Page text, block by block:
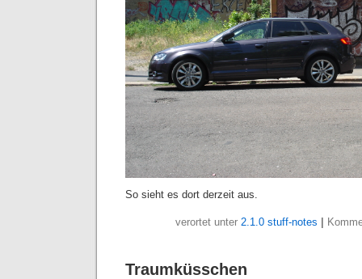
So sieht es dort derzeit aus.
verortet unter 2.1.0 stuff-notes
Traumküsschen